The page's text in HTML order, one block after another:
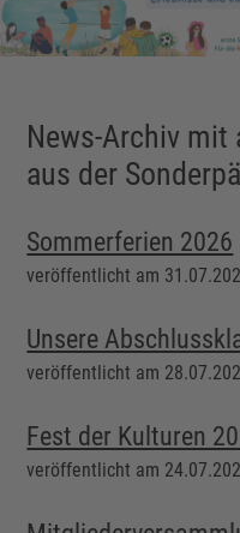
News-Archiv mit
aus der
Sommerferien 2026
veröffentlicht am
Unsere
veröffentlicht am
Fest der Kulturen
veröffentlicht am